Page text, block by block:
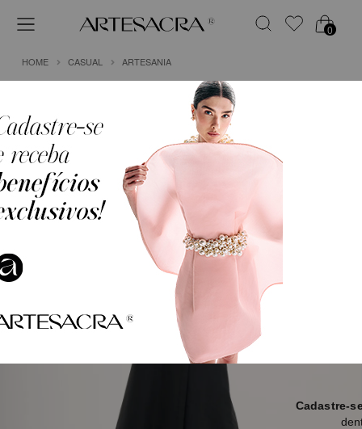
0
HOME CASUAL ARTESANIA
Cadastre-